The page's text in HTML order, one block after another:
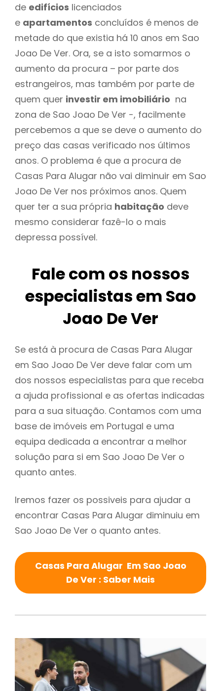
de edifícios licenciados
e apartamentos concluídos é menos de
metade do que existia há 10 anos em Sao
Joao De Ver. Ora, se a isto somarmos o
aumento da procura – por parte dos
estrangeiros, mas também por parte de
quem quer investir em imobiliário na
zona de Sao Joao De Ver -, facilmente
percebemos a que se deve o aumento do
preço das casas verificado nos últimos
anos. O problema é que a procura de
Casas Para Alugar não vai diminuir em Sao
Joao De Ver nos próximos anos. Quem
quer ter a sua própria habitação deve
mesmo considerar fazê-lo o mais
depressa possível.
Fale com os nossos
especialistas em Sao
Joao De Ver
Se está à procura de Casas Para Alugar
em Sao Joao De Ver deve falar com um
dos nossos especialistas para que receba
a ajuda profissional e as ofertas indicadas
para a sua situação. Contamos com uma
base de imóveis em Portugal e uma
equipa dedicada a encontrar a melhor
solução para si em Sao Joao De Ver o
quanto antes.
Iremos fazer os possiveis para ajudar a
encontrar Casas Para Alugar diminuiu em
Sao Joao De Ver o quanto antes.
Casas Para Alugar Em Sao Joao
De Ver : Saber Mais